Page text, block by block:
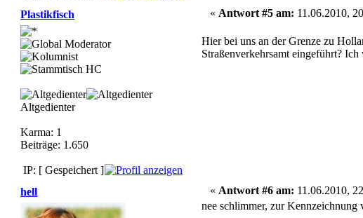
Plastikfisch
Altgedienter
Karma: 1
Beiträge: 1.650
« Antwort #5 am: 11.06.2010,
Hier bei uns an der Grenze zu
Straßenverkehrsamt eingeführt?
IP: [ Gespeichert ]
hell
« Antwort #6 am: 11.06.2010,
nee schlimmer, zur